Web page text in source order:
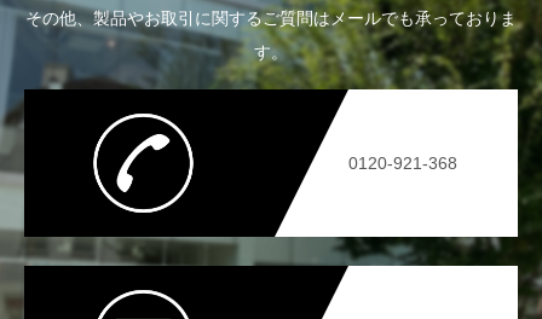
その他、製品やお取引に関するご質問はメールでも承っておりま
す。
0120-921-368